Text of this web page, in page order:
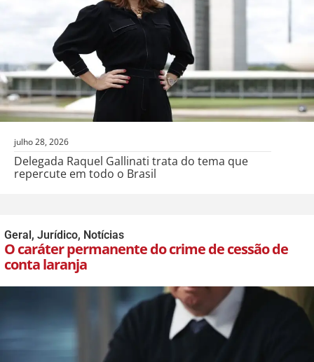
julho 28, 2026
Delegada Raquel Gallinati trata do tema que
repercute em todo o Brasil
Geral , Jurídico, Notícias
O caráter permanente do crime de cessão de
conta laranja